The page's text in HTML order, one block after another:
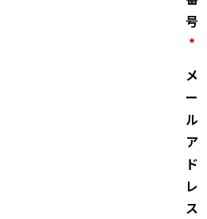
号
*
メ
ー
ル
ア
ド
レ
ス